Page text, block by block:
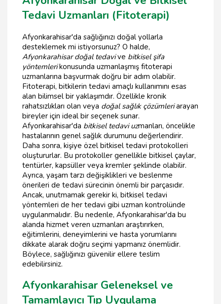
Tedavi Uzmanları (Fitoterapi)
Afyonkarahisar'da sağlığınızı doğal yollarla
desteklemek mi istiyorsunuz? O halde,
Afyonkarahisar doğal tedavive bitkisel şifa
yöntemlerikonusunda uzmanlaşmış fitoterapi
uzmanlarına başvurmak doğru bir adım olabilir.
Fitoterapi, bitkilerin tedavi amaçlı kullanımını esas
alan bilimsel bir yaklaşımdır. Özellikle kronik
rahatsızlıkları olan veya doğal sağlık çözümleriarayan
bireyler için ideal bir seçenek sunar.
Afyonkarahisar'da bitkisel tedavi uzmanları, öncelikle
hastalarının genel sağlık durumunu değerlendirir.
Daha sonra, kişiye özel bitkisel tedavi protokolleri
oluştururlar. Bu protokoller genellikle bitkisel çaylar,
tentürler, kapsüller veya kremler şeklinde olabilir.
Ayrıca, yaşam tarzı değişiklikleri ve beslenme
önerileri de tedavi sürecinin önemli bir parçasıdır.
Ancak, unutmamak gerekir ki, bitkisel tedavi
yöntemleri de her tedavi gibi uzman kontrolünde
uygulanmalıdır. Bu nedenle, Afyonkarahisar'da bu
alanda hizmet veren uzmanları araştırırken,
eğitimlerini, deneyimlerini ve hasta yorumlarını
dikkate alarak doğru seçimi yapmanız önemlidir.
Böylece, sağlığınızı güvenilir ellere teslim
edebilirsiniz.
Afyonkarahisar Geleneksel ve
Tamamlayıcı Tıp Uygulama